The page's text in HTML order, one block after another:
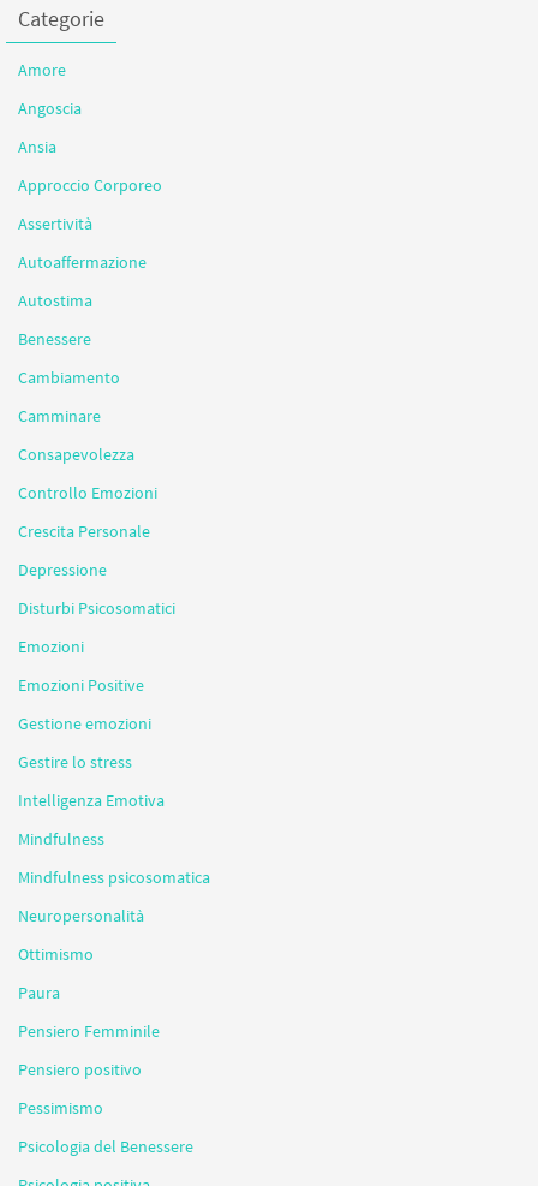
Categorie
Amore
Angoscia
Ansia
Approccio Corporeo
Assertività
Autoaffermazione
Autostima
Benessere
Cambiamento
Camminare
Consapevolezza
Controllo Emozioni
Crescita Personale
Depressione
Disturbi Psicosomatici
Emozioni
Emozioni Positive
Gestione emozioni
Gestire lo stress
Intelligenza Emotiva
Mindfulness
Mindfulness psicosomatica
Neuropersonalità
Ottimismo
Paura
Pensiero Femminile
Pensiero positivo
Pessimismo
Psicologia del Benessere